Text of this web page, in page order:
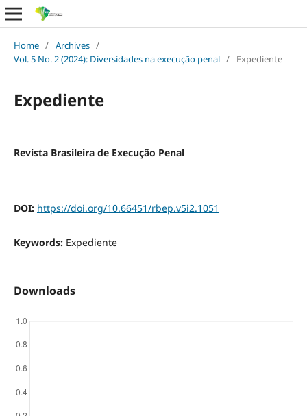
Home / Archives /
Vol. 5 No. 2 (2024): Diversidades na execução penal / Expediente
Expediente
Revista Brasileira de Execução Penal
DOI: https://doi.org/10.66451/rbep.v5i2.1051
Keywords: Expediente
Downloads